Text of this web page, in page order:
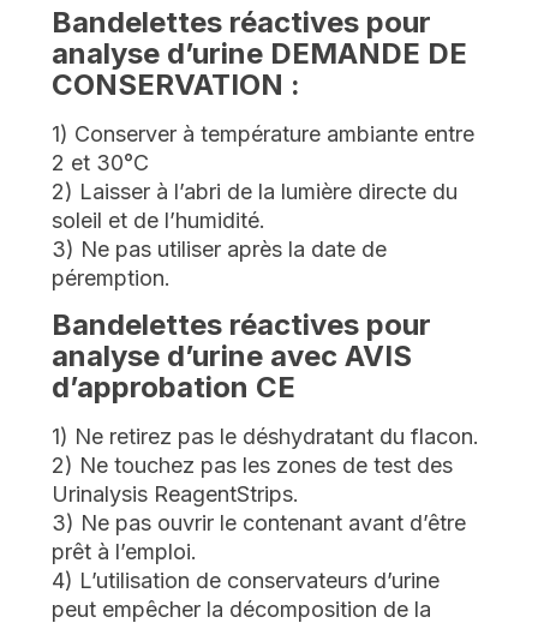
Bandelettes réactives pour
analyse d’urine DEMANDE DE
CONSERVATION :
1) Conserver à température ambiante entre
2 et 30°C
2) Laisser à l’abri de la lumière directe du
soleil et de l’humidité.
3) Ne pas utiliser après la date de
péremption.
Bandelettes réactives pour
analyse d’urine avec AVIS
d’approbation CE
1) Ne retirez pas le déshydratant du flacon.
2) Ne touchez pas les zones de test des
Urinalysis ReagentStrips.
3) Ne pas ouvrir le contenant avant d’être
prêt à l’emploi.
4) L’utilisation de conservateurs d’urine
peut empêcher la décomposition de la